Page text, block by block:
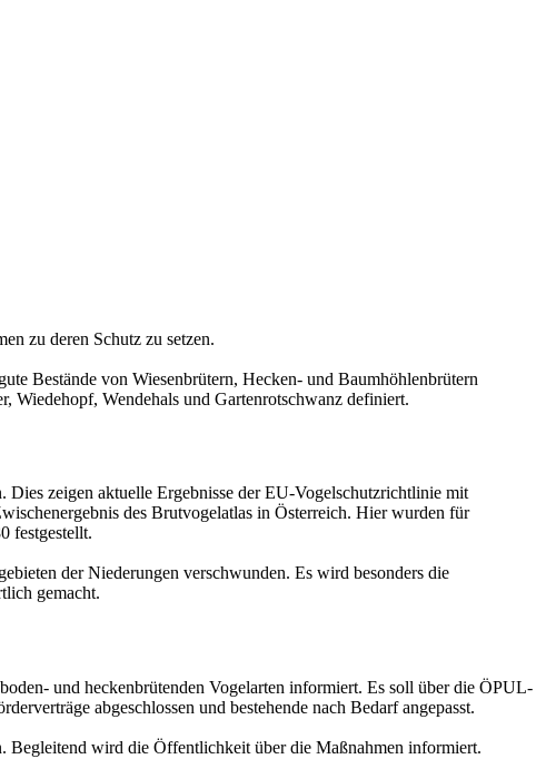
zu deren Schutz zu setzen.
Bestände von Wiesenbrütern, Hecken- und Baumhöhlenbrütern
Wiedehopf, Wendehals und Gartenrotschwanz definiert.
zeigen aktuelle Ergebnisse der EU-Vogelschutzrichtlinie mit
des Brutvogelatlas in Österreich. Hier wurden für
festgestellt.
der Niederungen verschwunden. Es wird besonders die
gemacht.
und heckenbrütenden Vogelarten informiert. Es soll über die ÖPUL-
abgeschlossen und bestehende nach Bedarf angepasst.
Begleitend wird die Öffentlichkeit über die Maßnahmen informiert.